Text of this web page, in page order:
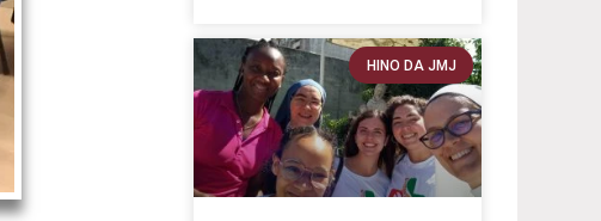
HINO DA JMJ